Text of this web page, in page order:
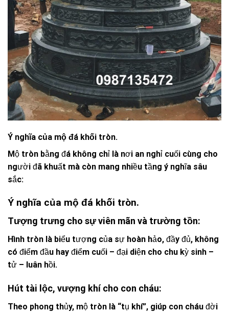
Ý nghĩa của mộ đá khối tròn.
Mộ tròn bằng đá không chỉ là nơi an nghỉ cuối cùng cho
người đã khuất mà còn mang nhiều tầng ý nghĩa sâu
sắc:
Ý nghĩa của mộ đá khối tròn.
Tượng trưng cho sự viên mãn và trường tồn:
Hình tròn là biểu tượng của sự hoàn hảo, đầy đủ, không
có điểm đầu hay điểm cuối – đại diện cho chu kỳ sinh –
tử – luân hồi.
Hút tài lộc, vượng khí cho con cháu:
Theo phong thủy, mộ tròn là “tụ khí”, giúp con cháu đời